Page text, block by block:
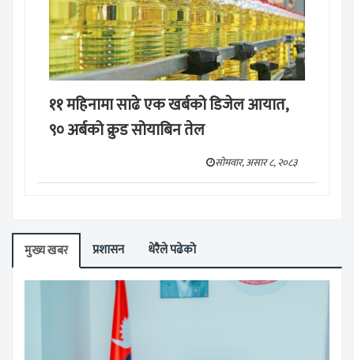
११ महिनामा साढे एक खर्बको डिजेल आयात,
९० अर्बको क्रुड सोयाबिन तेल
सोमवार, असार ८, २०८३
मुख्य खबर प्रशासन धेरैले पढेको